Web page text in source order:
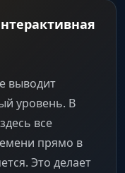
выводит
уровень. В
все
прямо в
Это делает